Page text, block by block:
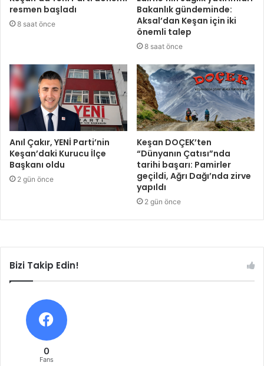
resmen başladı
8 saat önce
Bakanlık gündeminde:
Aksal’dan Keşan için iki
önemli talep
8 saat önce
Anıl Çakır, YENİ Parti’nin
Keşan’daki Kurucu İlçe
Başkanı oldu
2 gün önce
Keşan DOÇEK’ten
“Dünyanın Çatısı”nda
tarihi başarı: Pamirler
geçildi, Ağrı Dağı’nda zirve
yapıldı
2 gün önce
Bizi Takip Edin!
0
Fans